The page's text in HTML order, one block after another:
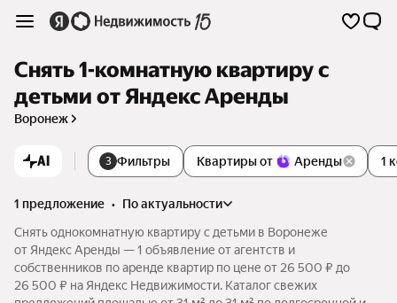
Снять 1-комнатную квартиру с
детьми от Яндекс Аренды
Воронеж
AI 3 Фильтры Квартиры от Аренды 1
1 предложение •
по актуальности
Снять однокомнатную квартиру с детьми в Воронеже
от Яндекс Аренды — 1 объявление от агентств и
собственников по аренде квартир по цене от 26 500 ₽ до
26 500 ₽ на Яндекс Недвижимости. Каталог свежих